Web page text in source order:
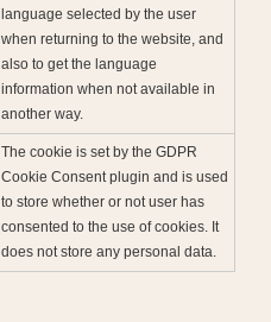
language selected by the user
when returning to the website, and
also to get the language
information when not available in
another way.
The cookie is set by the GDPR
Cookie Consent plugin and is used
to store whether or not user has
consented to the use of cookies. It
does not store any personal data.